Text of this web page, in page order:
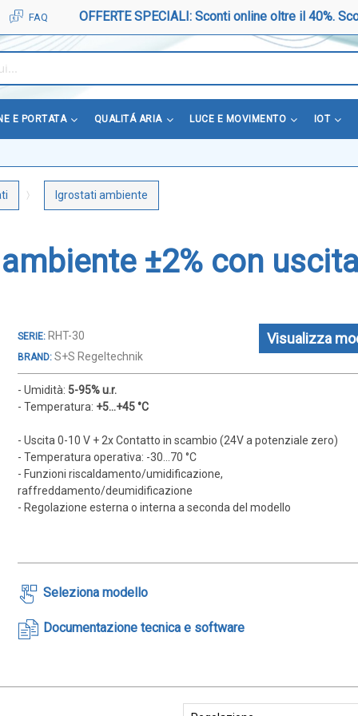
FAQ OFFERTE SPECIALI: Sconti online oltre il 40%.
E PORTATA QUALITÁ ARIA LUCE E MOVIMENTO IOT
Igrostati ambiente
±2% con
RHT-30 Visualizza
BRAND: S+S Regeltechnik
- Umidità: 5-95% u.r.
- Temperatura: +5...+45 °C
- Uscita 0-10 V + 2x Contatto in scambio (24V a potenziale zero)
- Temperatura operativa: -30...70 °C
- Funzioni riscaldamento/umidificazione,
raffreddamento/deumidificazione
- Regolazione esterna o interna a seconda del modello
Seleziona modello
Documentazione tecnica e software